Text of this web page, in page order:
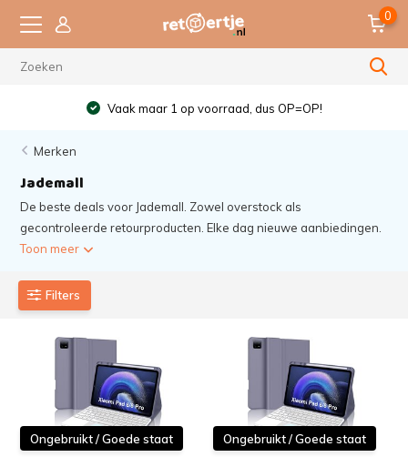
0
Beter milieu
Merken
Jademall
De beste deals voor Jademall. Zowel overstock als
gecontroleerde retourproducten. Elke dag nieuwe aanbiedingen.
Toon meer
Filters
Ongebruikt / Goede staat Ongebruikt / Goede staat